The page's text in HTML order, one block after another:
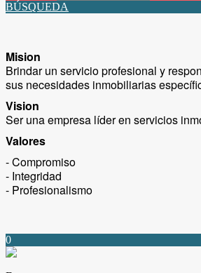
BÚSQUEDA
Mision
Brindar un servicio profesional y
sus necesidades inmobiliarias
Vision
Ser una empresa líder en servicios
Valores
- Compromiso
- Integridad
- Profesionalismo
0